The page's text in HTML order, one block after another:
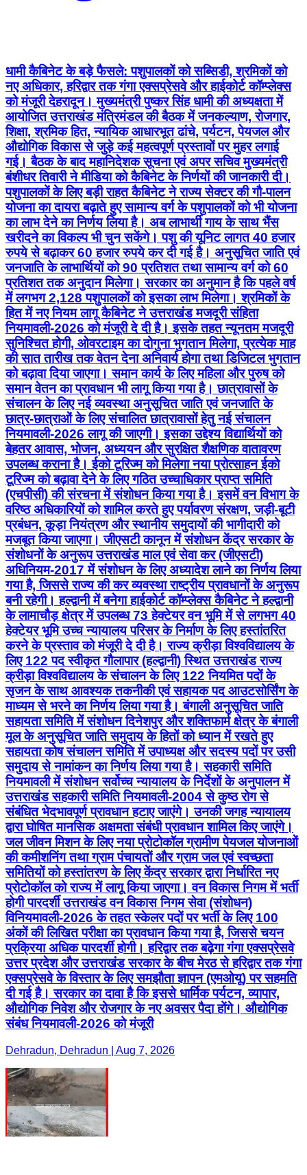
औद्योगिक विकास से जुड़े कई महत्वपूर्ण प्रस्तावों पर मुहर लगाई
गई। बैठक के बाद महानिदेशक सूचना एवं अपर सचिव मुख्यमंत्री
बंशीधर तिवारी ने मीडिया को कैबिनेट के निर्णयों की जानकारी दी।
पशुपालकों के लिए बड़ी राहत कैबिनेट ने राज्य सेक्टर की गौ-पालन
योजना का दायरा बढ़ाते हुए सामान्य वर्ग के पशुपालकों को भी योजना
का लाभ देने का निर्णय लिया है। अब लाभार्थी गाय के साथ भैंस
खरीदने का विकल्प भी चुन सकेंगे। पशु की यूनिट लागत 40 हजार
रुपये से बढ़ाकर 60 हजार रुपये कर दी गई है। अनुसूचित जाति एवं
जनजाति के लाभार्थियों को 90 प्रतिशत तथा सामान्य वर्ग को 60
प्रतिशत तक अनुदान मिलेगा। सरकार का अनुमान है कि पहले वर्ष
में लगभग 2,128 पशुपालकों को इसका लाभ मिलेगा। श्रमिकों के
हित में नए नियम लागू कैबिनेट ने उत्तराखंड मजदूरी संहिता
नियमावली-2026 को मंजूरी दे दी है। इसके तहत न्यूनतम मजदूरी
सुनिश्चित होगी, ओवरटाइम का दोगुना भुगतान मिलेगा, प्रत्येक माह
की सात तारीख तक वेतन देना अनिवार्य होगा तथा डिजिटल भुगतान
को बढ़ावा दिया जाएगा। समान कार्य के लिए महिला और पुरुष को
समान वेतन का प्रावधान भी लागू किया गया है। छात्रावासों के
संचालन के लिए नई व्यवस्था अनुसूचित जाति एवं जनजाति के
छात्र-छात्राओं के लिए संचालित छात्रावासों हेतु नई संचालन
नियमावली-2026 लागू की जाएगी। इसका उद्देश्य विद्यार्थियों को
बेहतर आवास, भोजन, अध्ययन और सुरक्षित शैक्षणिक वातावरण
उपलब्ध कराना है। ईको टूरिज्म को मिलेगा नया प्रोत्साहन ईको
टूरिज्म को बढ़ावा देने के लिए गठित उच्चाधिकार प्राप्त समिति
(एचपीसी) की संरचना में संशोधन किया गया है। इसमें वन विभाग के
वरिष्ठ अधिकारियों को शामिल करते हुए पर्यावरण संरक्षण, जड़ी-बूटी
प्रबंधन, कूड़ा नियंत्रण और स्थानीय समुदायों की भागीदारी को
मजबूत किया जाएगा। जीएसटी कानून में संशोधन केंद्र सरकार के
संशोधनों के अनुरूप उत्तराखंड माल एवं सेवा कर (जीएसटी)
अधिनियम-2017 में संशोधन के लिए अध्यादेश लाने का निर्णय लिया
गया है, जिससे राज्य की कर व्यवस्था राष्ट्रीय प्रावधानों के अनुरूप
बनी रहेगी। हल्द्वानी में बनेगा हाईकोर्ट कॉम्प्लेक्स कैबिनेट ने हल्द्वानी
के लामाचौड़ क्षेत्र में उपलब्ध 73 हेक्टेयर वन भूमि में से लगभग 40
हेक्टेयर भूमि उच्च न्यायालय परिसर के निर्माण के लिए हस्तांतरित
करने के प्रस्ताव को मंजूरी दे दी है। राज्य क्रीड़ा विश्वविद्यालय के
लिए 122 पद स्वीकृत गौलापार (हल्द्वानी) स्थित उत्तराखंड राज्य
क्रीड़ा विश्वविद्यालय के संचालन के लिए 122 नियमित पदों के
सृजन के साथ आवश्यक तकनीकी एवं सहायक पद आउटसोर्सिंग के
माध्यम से भरने का निर्णय लिया गया है। बंगाली अनुसूचित जाति
सहायता समिति में संशोधन दिनेशपुर और शक्तिफार्म क्षेत्र के बंगाली
मूल के अनुसूचित जाति समुदाय के हितों को ध्यान में रखते हुए
सहायता कोष संचालन समिति में उपाध्यक्ष और सदस्य पदों पर उसी
समुदाय से नामांकन का निर्णय लिया गया है। सहकारी समिति
नियमावली में संशोधन सर्वोच्च न्यायालय के निर्देशों के अनुपालन में
उत्तराखंड सहकारी समिति नियमावली-2004 से कुष्ठ रोग से
संबंधित भेदभावपूर्ण प्रावधान हटाए जाएंगे। उनकी जगह न्यायालय
द्वारा घोषित मानसिक अक्षमता संबंधी प्रावधान शामिल किए जाएंगे।
जल जीवन मिशन के लिए नया प्रोटोकॉल ग्रामीण पेयजल योजनाओं
की कमीशनिंग तथा ग्राम पंचायतों और ग्राम जल एवं स्वच्छता
समितियों को हस्तांतरण के लिए केंद्र सरकार द्वारा निर्धारित नए
प्रोटोकॉल को राज्य में लागू किया जाएगा। वन विकास निगम में भर्ती
होगी पारदर्शी उत्तराखंड वन विकास निगम सेवा (संशोधन)
विनियमावली-2026 के तहत स्केलर पदों पर भर्ती के लिए 100
अंकों की लिखित परीक्षा का प्रावधान किया गया है, जिससे चयन
प्रक्रिया अधिक पारदर्शी होगी। हरिद्वार तक बढ़ेगा गंगा एक्सप्रेसवे
उत्तर प्रदेश और उत्तराखंड सरकार के बीच मेरठ से हरिद्वार तक गंगा
एक्सप्रेसवे के विस्तार के लिए समझौता ज्ञापन (एमओयू) पर सहमति
दी गई है। सरकार का दावा है कि इससे धार्मिक पर्यटन, व्यापार,
औद्योगिक निवेश और रोजगार के नए अवसर पैदा होंगे। औद्योगिक
संबंध नियमावली-2026 को मंजूरी
Dehradun, Dehradun | Aug 7, 2026